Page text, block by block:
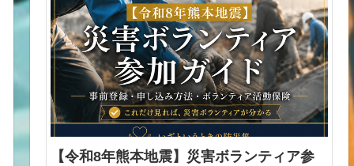
【令和8年熊本地震】災害ボランティア参